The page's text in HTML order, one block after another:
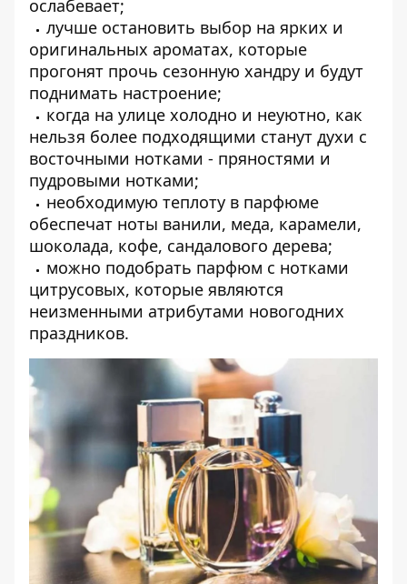
ослабевает;
лучше остановить выбор на ярких и
оригинальных ароматах, которые
прогонят прочь сезонную хандру и будут
поднимать настроение;
когда на улице холодно и неуютно, как
нельзя более подходящими станут духи с
восточными нотками - пряностями и
пудровыми нотками;
необходимую теплоту в парфюме
обеспечат ноты ванили, меда, карамели,
шоколада, кофе, сандалового дерева;
можно подобрать парфюм с нотками
цитрусовых, которые являются
неизменными атрибутами новогодних
праздников.